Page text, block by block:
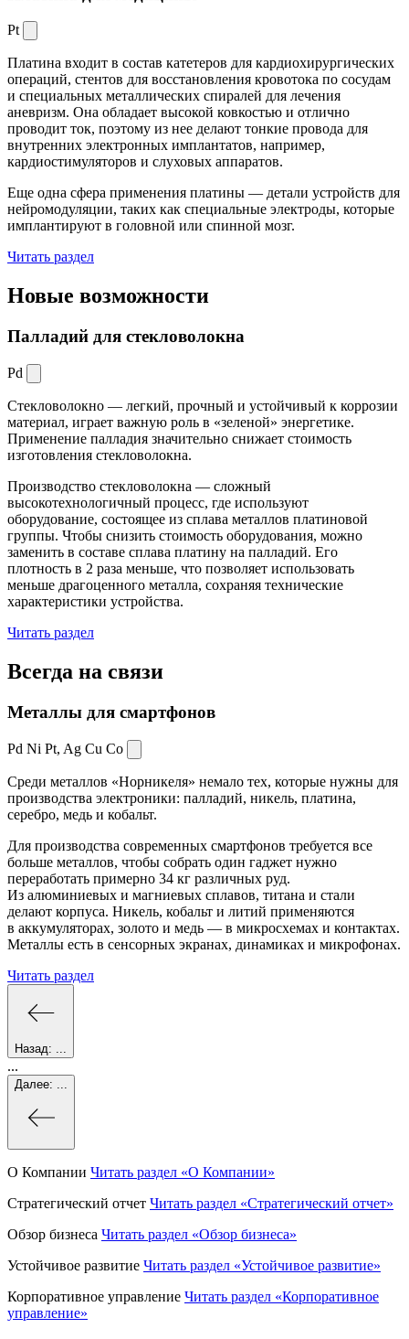
Pt
Платина входит в состав катетеров для кардиохирургических
операций, стентов для восстановления кровотока по сосудам
и специальных металлических спиралей для лечения
аневризм. Она обладает высокой ковкостью и отлично
проводит ток, поэтому из нее делают тонкие провода для
внутренних электронных имплантатов, например,
кардиостимуляторов и слуховых аппаратов.
Еще одна сфера применения платины — детали устройств для
нейромодуляции, таких как специальные электроды, которые
имплантируют в головной или спинной мозг.
Читать раздел
Новые возможности
Палладий для стекловолокна
Pd
Стекловолокно — легкий, прочный и устойчивый к коррозии
материал, играет важную роль в «зеленой» энергетике.
Применение палладия значительно снижает стоимость
изготовления стекловолокна.
Производство стекловолокна — сложный
высокотехнологичный процесс, где используют
оборудование, состоящее из сплава металлов платиновой
группы. Чтобы снизить стоимость оборудования, можно
заменить в составе сплава платину на палладий. Его
плотность в 2 раза меньше, что позволяет использовать
меньше драгоценного металла, сохраняя технические
характеристики устройства.
Читать раздел
Всегда на связи
Металлы для смартфонов
Pd Ni Pt, Ag Cu Co
Среди металлов «Норникеля» немало тех, которые нужны для
производства электроники: палладий, никель, платина,
серебро, медь и кобальт.
Для производства современных смартфонов требуется все
больше металлов, чтобы собрать один гаджет нужно
переработать примерно 34 кг различных руд.
Из алюминиевых и магниевых сплавов, титана и стали
делают корпуса. Никель, кобальт и литий применяются
в аккумуляторах, золото и медь — в микросхемах и контактах.
Металлы есть в сенсорных экранах, динамиках и микрофонах.
Читать раздел
Назад:
...
Далее:
О Компании Читать раздел «О Компании»
Стратегический отчет Читать раздел «Стратегический отчет»
Обзор бизнеса Читать раздел «Обзор бизнеса»
Устойчивое развитие Читать раздел «Устойчивое развитие»
Корпоративное управление Читать раздел «Корпоративное
управление»